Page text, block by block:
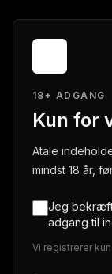
18+ ADGANG
Kun for
Atale
mindst 18 år,
Jeg
adgang til
Vi registrerer